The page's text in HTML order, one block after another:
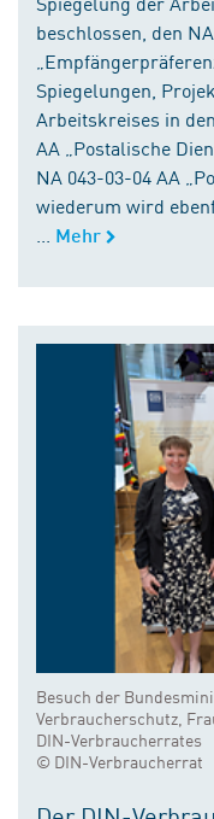
beschlossen, den
Spiegelungen,
Arbeitskreises in
AA „Postalische
NA 043-03-04 AA
wiederum wird
Mehr
Besuch der
Verbraucherschutz,
DIN-Verbraucherrates
© DIN-Verbraucherrat